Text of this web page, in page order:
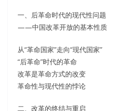
一、后革命时代的现代性问题
——中国改革开放的基本性质
从“革命国家”走向“现代国家”
“后革命”时代的革命
改革是革命方式的改变
革命性与现代性的悖论
二、改革的终结与重启